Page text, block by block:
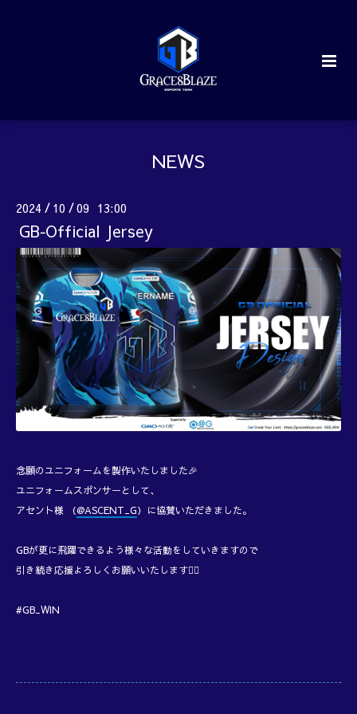
NEWS
2024 / 10 /09 13:00
GB‐Official Jersey
念願のユニフォームを製作いたしました🎉
ユニフォームスポンサーとして、
アセント様 （@ASCENT_G）に協賛いただきました。
GBが更に飛躍できるよう様々な活動をしていきますので
引き続き応援よろしくお願いいたします🙇‍♂️
#GB_WIN